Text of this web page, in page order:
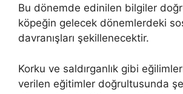
Bu dönemde edinilen bilgiler
köpeğin gelecek dönemlerdeki
davranışları şekillenecektir.
Korku ve saldırganlık gibi
verilen eğitimler doğrultusunda